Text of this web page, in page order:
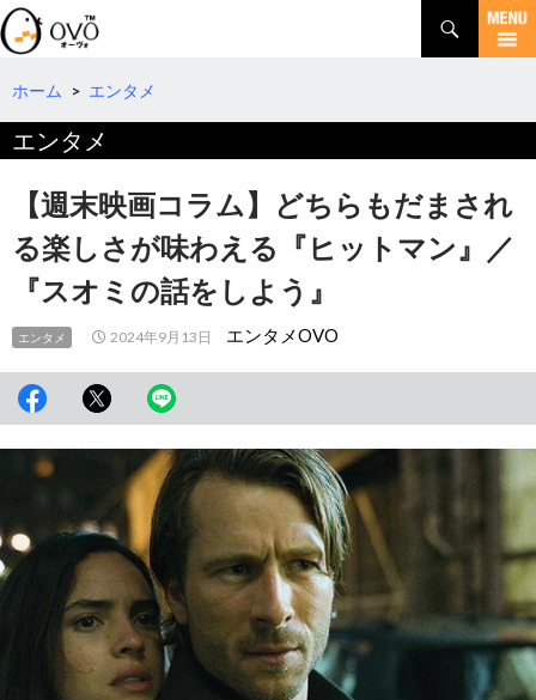
検
索
コ
テ
へ
ホーム > エンタメ
エンタメ
【週末映画コラム】どちらもだまされ
る楽しさが味わえる『ヒットマン』／
『スオミの話をしよう』
エンタメ 2024年9月13日 エンタメOVO